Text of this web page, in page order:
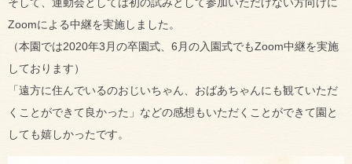
そして、運動会としては初の試みとして参加いただけない方向けに
Zoomによる中継を実施しました。
（本園では2020年3月の卒園式、6月の入園式でもZoom中継を実施
しております）
「遠方に住んでいるのおじいちゃん、おばあちゃんにも観ていただ
くことができて良かった」などの感想もいただくことができて園と
しても嬉しかったです。